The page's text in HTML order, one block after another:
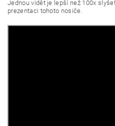
Jednou vidět je lepší než 100x
prezentaci tohoto nosiče.